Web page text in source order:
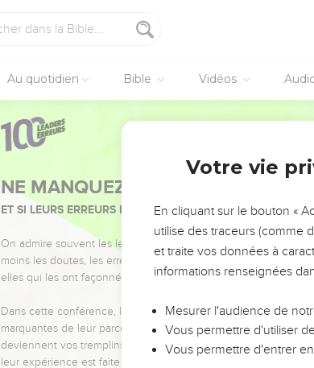
Au quotidien Bible Vidéos
NE MANQUEZ PAS L’ÉVÉNEMENT
ET SI LEURS ERREURS POUVAIENT VOUS ÉVITER LES
On admire souvent les leaders pour leurs réussites, leur
moins les doutes, les erreurs et les saisons difficiles qu'ils ont
elles qui les ont façonnés.
Dans cette conférence, leaders, entrepreneurs, et responsables
marquantes de leur parcours et les clés pour avancer avec
deviennent vos tremplins. Que vous guidiez un ministère, une
leur expérience est faite pour vous.
Votre vie
En cliquant sur le bouton «
utilise des traceurs (comme
et traite vos données à
informations renseignées
Mesurer l'audience de
Vous permettre d'utiliser
Vous permettre d'entrer